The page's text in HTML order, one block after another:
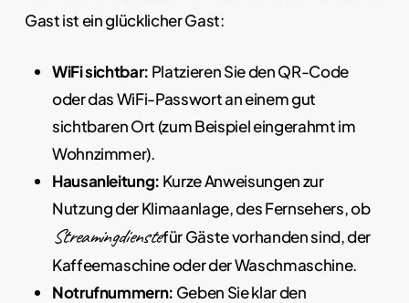
Gast ist ein glücklicher Gast:
WiFi sichtbar: Platzieren Sie den QR-Code
oder das WiFi-Passwort an einem gut
sichtbaren Ort (zum Beispiel eingerahmt im
Wohnzimmer).
Hausanleitung: Kurze Anweisungen zur
Nutzung der Klimaanlage, des Fernsehers, ob
Streamingdienstefür Gäste vorhanden sind, der
Kaffeemaschine oder der Waschmaschine.
Notrufnummern: Geben Sie klar den